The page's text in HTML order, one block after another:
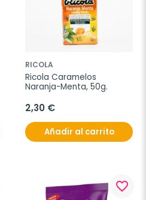
RICOLA
Ricola Caramelos
Naranja-Menta, 50g.
2,30 €
Añadir al carrito
favorite_border